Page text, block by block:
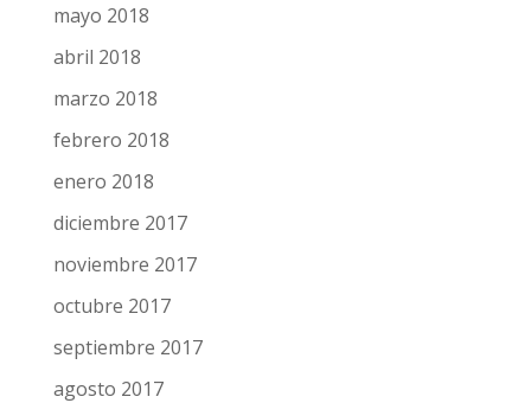
mayo 2018
abril 2018
marzo 2018
febrero 2018
enero 2018
diciembre 2017
noviembre 2017
octubre 2017
septiembre 2017
agosto 2017